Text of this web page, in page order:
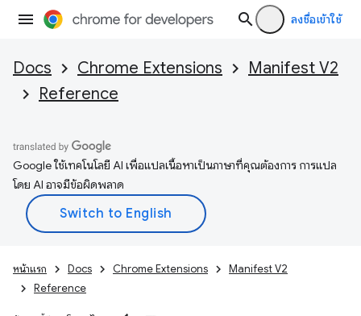
ลงชื่อเข้าใช้
Docs Chrome Extensions
Manifest V2
Reference
Google ใช้เทคโนโลยี AI เพื่อแปลเนื้อหาเป็นภาษาที่คุณต้องการ การแปล
โดย AI อาจมีข้อผิดพลาด
หน้าแรก Docs Chrome Extensions
Manifest V2
Reference